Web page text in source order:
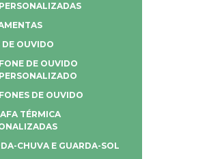
PERSONALIZADAS
DE OUVIDO
FONE DE OUVIDO
PERSONALIZADO
FONES DE OUVIDO
TÉRMICA
CHUVA E GUARDA-SOL